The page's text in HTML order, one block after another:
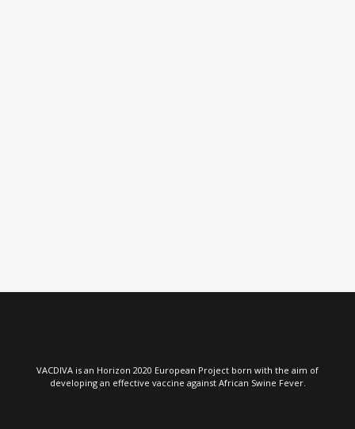
VACDIVA is an Horizon 2020 European Project born with the aim of
developing an effective vaccine against African Swine Fever.